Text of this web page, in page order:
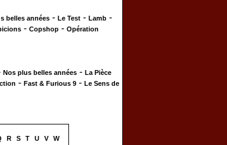
belles années - Le Test - Lamb -
- Copshop - Opération
Nos plus belles années - La Pièce
- Fast & Furious 9 - Le Sens de
R S T U V
W